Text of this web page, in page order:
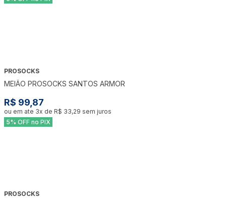
PROSOCKS
MEIÃO PROSOCKS SANTOS ARMOR
R$ 99,87
ou em ate 3x de R$ 33,29 sem juros
5% OFF no PIX
PROSOCKS